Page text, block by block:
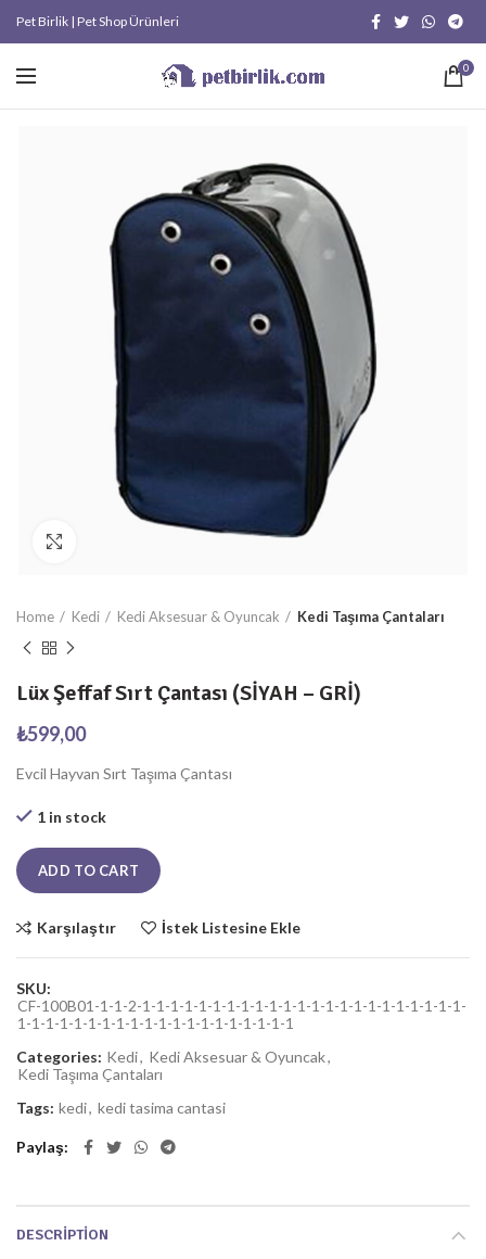
Pet Birlik | Pet Shop Ürünleri
0
Home Kedi Kedi Aksesuar & Oyuncak Kedi Taşıma Çantaları
Lüx Şeffaf Sırt Çantası (SİYAH – GRİ)
₺599,00
Evcil Hayvan Sırt Taşıma Çantası
1 in stock
ADD TO CART
Karşılaştır İstek Listesine Ekle
SKU:
CF-100B01-1-1-2-1-1-1-1-1-1-1-1-1-1-1-1-1-1-1-1-1-1-1-1-1-1-1-
1-1-1-1-1-1-1-1-1-1-1-1-1-1-1-1-1-1-1-1
Categories: Kedi, Kedi Aksesuar & Oyuncak,
Kedi Taşıma Çantaları
Tags: kedi, kedi tasima cantasi
Paylaş
DESCRIPTION